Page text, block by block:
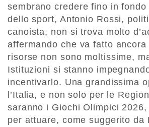
sembrano credere fino in fondo
dello sport, Antonio Rossi,
canoista, non si trova molto
affermando che va fatto
risorse non sono moltissime,
Istituzioni si stanno
incentivarlo. Una grandissima
l’Italia, e non solo per le
saranno i Giochi Olimpici 2026,
per attuare, come suggerito da